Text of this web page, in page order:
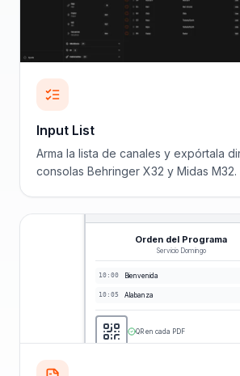
Input List
Arma la lista de canales y expórtala
consolas Behringer X32 y Midas M32.
Orden del Programa
Servicio Domingo
10:00 Bienvenida
10:05 Alabanza
QR en cada PDF